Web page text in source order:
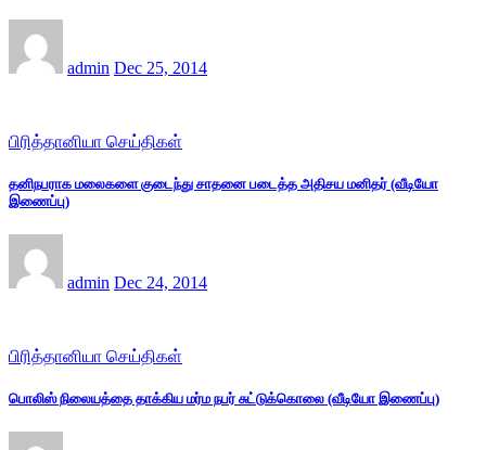
admin Dec 25, 2014
பிரித்தானியா செய்திகள்
தனிநபராக மலைகளை குடைந்து சாதனை படைத்த அதிசய மனிதர் (வீடியோ
இணைப்பு)
admin Dec 24, 2014
பிரித்தானியா செய்திகள்
பொலிஸ் நிலையத்தை தாக்கிய மர்ம நபர் சுட்டுக்கொலை (வீடியோ இணைப்பு)